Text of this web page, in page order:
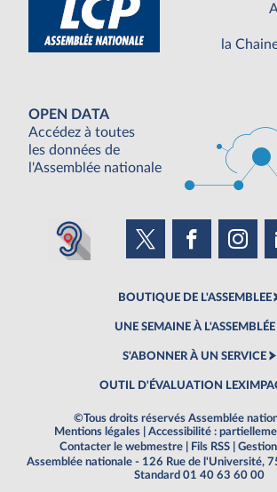
la
OPEN DATA
Accédez à toutes
les données de
l'Assemblée nationale
BOUTIQUE DE L'ASSEMBLEE
UNE SEMAINE À L'ASSEMBLÉE
S'ABONNER À UN SERVICE
OUTIL D'ÉVALUATION
©Tous droits réservés Assemblée
Mentions légales
Accessibilité :
Contacter le webmestre
Fils RSS
Assemblée nationale - 126 Rue de l'Université,
Standard 01 40 63 60 00